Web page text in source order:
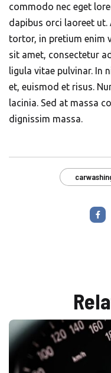
commodo nec eget
dapibus orci laoreet ut.
tortor, in pretium enim
sit amet, consectetur
ligula vitae pulvinar. In
et, euismod et risus.
lacinia. Sed at massa
dignissim massa.